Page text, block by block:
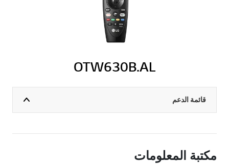
OTW630B.AL
قائمة الدعم
مكتبة المعلومات